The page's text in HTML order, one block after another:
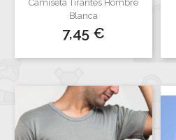
Camiseta Tirantes Hombre
Blanca
Precio
7,45 €